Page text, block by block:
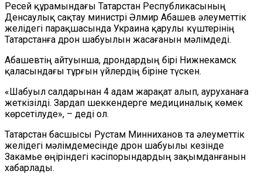
Ресей құрамындағы Татарстан Республикасының
Денсаулық сақтау министрі Әлмир Абашев әлеуметтік
желідегі парақшасында Украина қарулы күштерінің
Татарстанға дрон шабуылын жасағанын мәлімдеді.
Абашевтің айтуынша, дрондардың бірі Нижнекамск
қаласындағы тұрғын үйлердің біріне түскен.
«Шабуыл салдарынан 4 адам жарақат алып, ауруханаға
жеткізілді. Зардап шеккендерге медициналық көмек
көрсетілуде», – деді ол.
Татарстан басшысы Рустам Минниханов та әлеуметтік
желідегі мәлімдемесінде дрон шабуылы кезінде
Закамье өңіріндегі кәсіпорындардың зақымданғанын
хабарлады.